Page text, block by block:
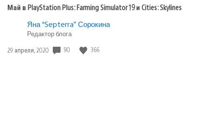
19
Май в PlayStation Plus: Farming Simulator 19 и Cities: Skylines
Яна “Septerra” Сорокина
Редактор блога
Дата
29 апреля, 2020 90 366